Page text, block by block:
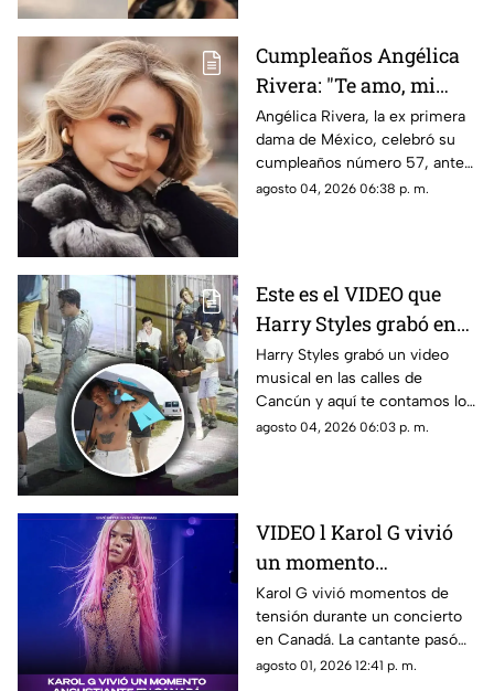
Cumpleaños Angélica
Rivera: "Te amo, mi
Gaviota", uno de los
mensajes a la ex
primera dama
Angélica Rivera, la ex primera
dama de México, celebró su
cumpleaños número 57, ante
esto las muestras de cariño no
agosto 04, 2026 06:38 p. m.
Este es el VIDEO que
Harry Styles grabó en
Cancún: ¿En qué zonas
de Quintana Roo filmó
el cantante el videoclip
de ‘Lights Up’?
Harry Styles grabó un video
musical en las calles de
Cancún y aquí te contamos los
detalles de la grabación, así
agosto 04, 2026 06:03 p. m.
VIDEO l Karol G vivió
un momento
angustiante durante
una presentación en
Canadá
Karol G vivió momentos de
tensión durante un concierto
en Canadá. La cantante pasó
un gran susto en plena
agosto 01, 2026 12:41 p. m.